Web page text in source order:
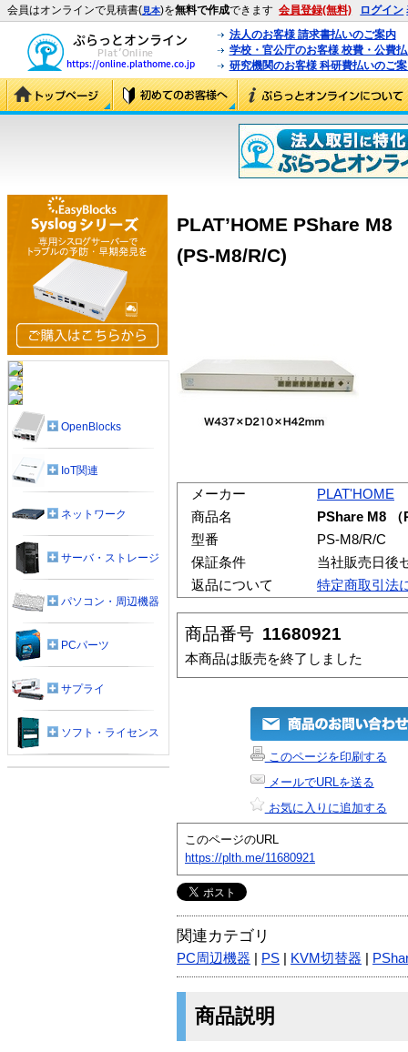
会員はオンラインで見積書(見本)を無料で作成できます 会員登録(無料) ログイン
法人のお客様 請求書払いのご案内
学校・官公庁のお客様 校費・公費
研究機関のお客様 科研費払いのご
PLAT’HOME PShare M8
(PS-M8/R/C)
メーカー
PLAT'HOME
商品名
PShare M8
型番
PS-M8/R/C
保証条件
当社販売日後
返品について
特定商取引法
商品番号 11680921
本商品は販売を終了しました
このページを印刷する
メールでURLを送る
お気に入りに追加する
このページのURL
https://plth.me/11680921
関連カテゴリ
PC周辺機器 PS KVM切替器
商品説明
OpenBlocks
IoT関連
ネットワーク
サーバ・ストレージ
パソコン・周辺機器
PCパーツ
サプライ
ソフト・ライセンス